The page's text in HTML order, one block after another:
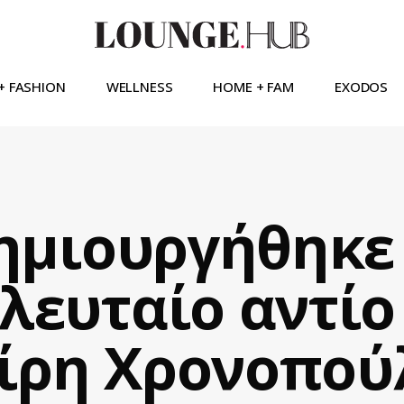
FASHION WELLNESS HOME + FAM EXODOS